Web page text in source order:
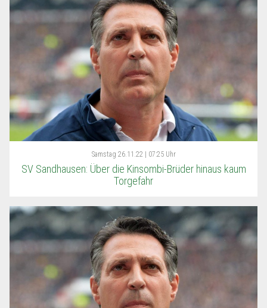
Samstag 26.11.22 | 07:25 Uhr
SV Sandhausen: Über die Kinsombi-Brüder hinaus kaum
Torgefahr